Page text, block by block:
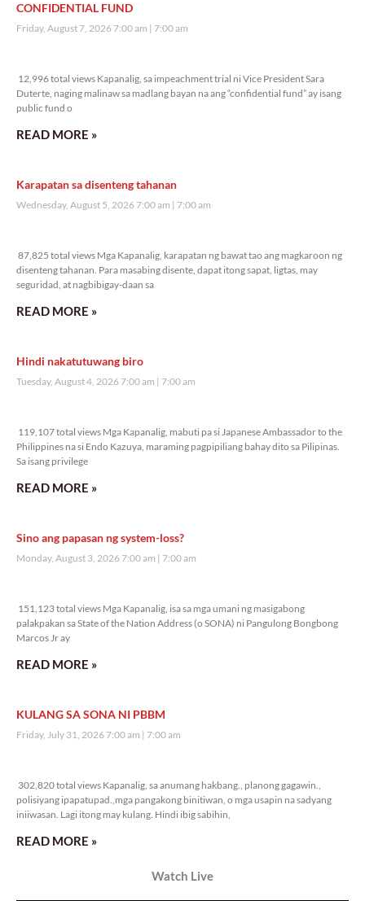
CONFIDENTIAL FUND
Friday, August 7, 2026 7:00 am 7:00 am
12,996 total views Kapanalig, sa impeachment trial ni Vice President Sara
Duterte, naging malinaw sa madlang bayan na ang “confidential fund” ay isang
public fund o
READ MORE »
Karapatan sa disenteng tahanan
Wednesday, August 5, 2026 7:00 am 7:00 am
87,825 total views Mga Kapanalig, karapatan ng bawat tao ang magkaroon ng
disenteng tahanan. Para masabing disente, dapat itong sapat, ligtas, may
seguridad, at nagbibigay-daan sa
READ MORE »
Hindi nakatutuwang biro
Tuesday, August 4, 2026 7:00 am 7:00 am
119,107 total views Mga Kapanalig, mabuti pa si Japanese Ambassador to the
Philippines na si Endo Kazuya, maraming pagpipiliang bahay dito sa Pilipinas.
Sa isang privilege
READ MORE »
Sino ang papasan ng system-loss?
Monday, August 3, 2026 7:00 am 7:00 am
151,123 total views Mga Kapanalig, isa sa mga umani ng masigabong
palakpakan sa State of the Nation Address (o SONA) ni Pangulong Bongbong
Marcos Jr ay
READ MORE »
KULANG SA SONA NI PBBM
Friday, July 31, 2026 7:00 am 7:00 am
302,820 total views Kapanalig, sa anumang hakbang., planong gagawin.,
polisiyang ipapatupad.,mga pangakong binitiwan, o mga usapin na sadyang
iniiwasan. Lagi itong may kulang. Hindi ibig sabihin,
READ MORE »
Watch Live